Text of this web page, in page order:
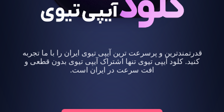
قدرتمندترین و پرسرعت ترین آیپی تیوی ایران را با ما تجربه
کنید. کلود آیپی تیوی تنها اشتراک آیپی تیوی بدون قطعی و
افت سرعت در ایران است.